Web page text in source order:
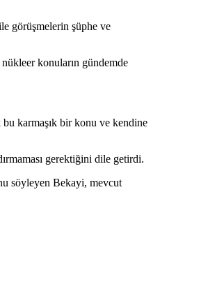
görüşmelerin şüphe ve
konuların gündemde
bu karmaşık bir konu ve kendine
gerektiğini dile getirdi.
söyleyen Bekayi, mevcut